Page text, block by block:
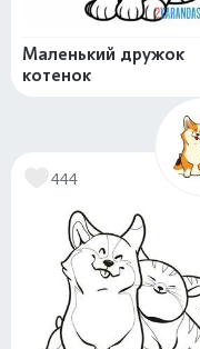
Маленький дружок
котенок
444